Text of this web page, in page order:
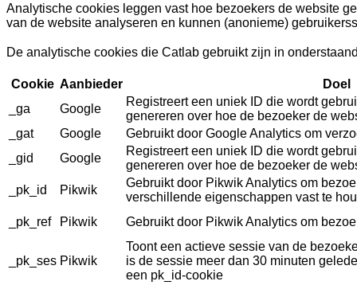
Analytische cookies leggen vast hoe bezoekers de website
van de website analyseren en kunnen (anonieme)
De analytische cookies die Catlab gebruikt zijn in
Cookie Aanbieder
Doel
_ga
Google
Registreert een uniek ID die wordt
genereren over hoe de bezoeker de
_gat
Google
Gebruikt door Google Analytics om
_gid
Google
Registreert een uniek ID die wordt
genereren over hoe de bezoeker de
_pk_id
Pikwik
Gebruikt door Pikwik Analytics om
verschillende eigenschappen vast te
_pk_ref
Pikwik Gebruikt door Pikwik Analytics om
_pk_ses Pikwik
Toont een actieve sessie van de
is de sessie meer dan 30 minuten
een pk_id-cookie